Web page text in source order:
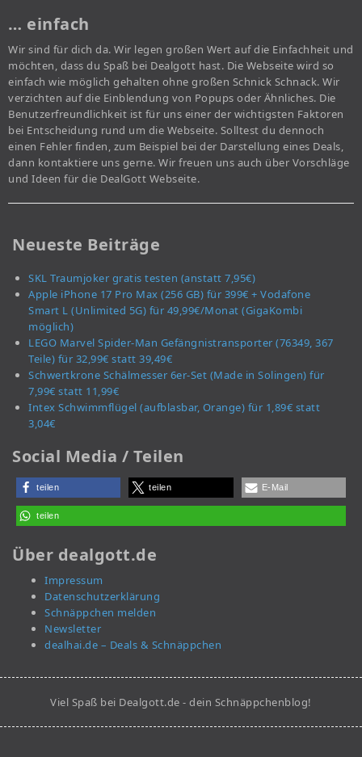
… einfach
Wir sind für dich da. Wir legen großen Wert auf die Einfachheit und
möchten, dass du Spaß bei Dealgott hast. Die Webseite wird so
einfach wie möglich gehalten ohne großen Schnick Schnack. Wir
verzichten auf die Einblendung von Popups oder Ähnliches. Die
Benutzerfreundlichkeit ist für uns einer der wichtigsten Faktoren
bei Entscheidung rund um die Webseite. Solltest du dennoch
einen Fehler finden, zum Beispiel bei der Darstellung eines Deals,
dann kontaktiere uns gerne. Wir freuen uns auch über Vorschläge
und Ideen für die DealGott Webseite.
Neueste Beiträge
SKL Traumjoker gratis testen (anstatt 7,95€)
Apple iPhone 17 Pro Max (256 GB) für 399€ + Vodafone
Smart L (Unlimited 5G) für 49,99€/Monat (GigaKombi
möglich)
LEGO Marvel Spider-Man Gefängnistransporter (76349, 367
Teile) für 32,99€ statt 39,49€
Schwertkrone Schälmesser 6er-Set (Made in Solingen) für
7,99€ statt 11,99€
Intex Schwimmflügel (aufblasbar, Orange) für 1,89€ statt
3,04€
Social Media / Teilen
teilen teilen E-Mail
teilen
Über dealgott.de
Impressum
Datenschutzerklärung
Schnäppchen melden
Newsletter
dealhai.de – Deals & Schnäppchen
Viel Spaß bei Dealgott.de - dein Schnäppchenblog!